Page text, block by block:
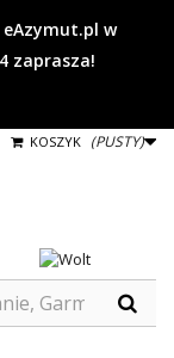
eAzymut.pl w
zaprasza!
KOSZYK (PUSTY)